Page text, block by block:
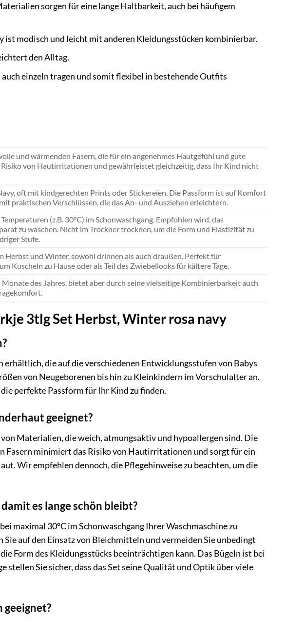
sorgen für eine lange Haltbarkeit, auch bei häufigem
ist modisch und leicht mit anderen Kleidungsstücken kombinierbar.
den Alltag.
auch einzeln tragen und somit flexibel in bestehende Outfits
und wärmenden Fasern, die für ein angenehmes Hautgefühl und gute
von Hautirritationen und gewährleistet gleichzeitig, dass Ihr Kind nicht
oft mit kindgerechten Prints oder Stickereien. Die Passform ist auf Komfort
praktischen Verschlüssen, die das An- und Ausziehen erleichtern.
(z.B. 30°C) im Schonwaschgang. Empfohlen wird, das
zu waschen. Nicht im Trockner trocknen, um die Form und Elastizität zu
Stufe.
Herbst und Winter, sowohl drinnen als auch draußen. Perfekt für
Kuscheln zu Hause oder als Teil des Zwiebellooks für kältere Tage.
des Jahres, bietet aber durch seine vielseitige Kombinierbarkeit auch
3tlg Set Herbst, Winter rosa navy
die auf die verschiedenen Entwicklungsstufen von Babys
von Neugeborenen bis hin zu Kleinkindern im Vorschulalter an.
perfekte Passform für Ihr Kind zu finden.
geeignet?
Materialien, die weich, atmungsaktiv und hypoallergen sind. Die
Fasern minimiert das Risiko von Hautirritationen und sorgt für ein
Wir empfehlen dennoch, die Pflegehinweise zu beachten, um die
es lange schön bleibt?
maximal 30°C im Schonwaschgang Ihrer Waschmaschine zu
Sie auf den Einsatz von Bleichmitteln und vermeiden Sie unbedingt
Form des Kleidungsstücks beeinträchtigen kann. Das Bügeln ist bei
stellen Sie sicher, dass das Set seine Qualität und Optik über viele
geeignet?